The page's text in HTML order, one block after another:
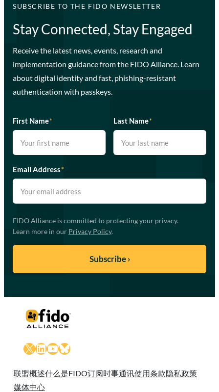
SUBSCRIBE TO THE FIDO NEWSLETTER
Stay Connected, Stay Engaged
Receive the latest news, events, research and
implementation guidance from the FIDO Alliance. Learn
about digital identity and fast, phishing-resistant
authentication with passkeys.
First Name* Last Name*
Email Address*
FIDO Alliance is committed to protecting your privacy.
Learn more in our Privacy Policy.
X LinkedIn
YouTube
Bluesky
联盟概述什么是FIDO订阅时事通讯使用条款隐私政策
媒体中心